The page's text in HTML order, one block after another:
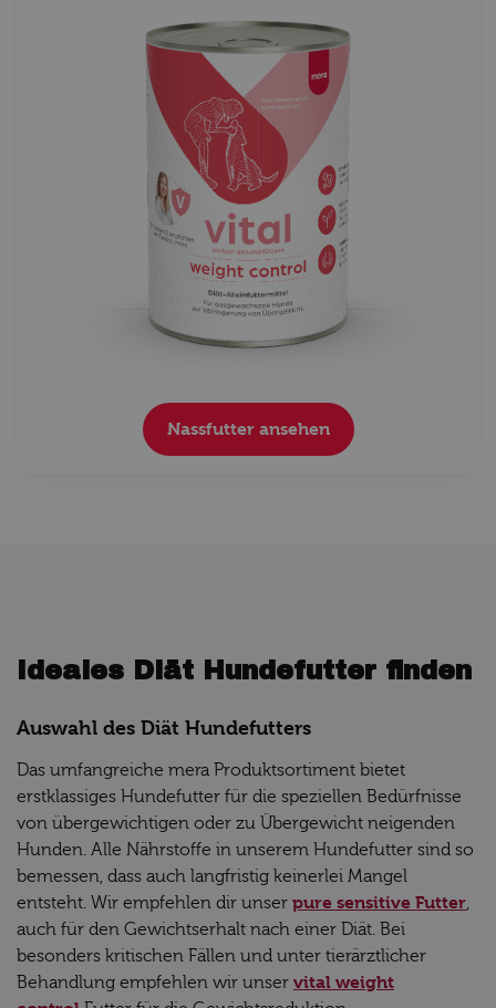
Nassfutter ansehen
Ideales Diät Hundefutter finden
Auswahl des Diät Hundefutters
Das umfangreiche mera Produktsortiment bietet
erstklassiges Hundefutter für die speziellen Bedürfnisse
von übergewichtigen oder zu Übergewicht neigenden
Hunden. Alle Nährstoffe in unserem Hundefutter sind so
bemessen, dass auch langfristig keinerlei Mangel
entsteht. Wir empfehlen dir unser pure sensitive Futter,
auch für den Gewichtserhalt nach einer Diät. Bei
besonders kritischen Fällen und unter tierärztlicher
Behandlung empfehlen wir unser vital weight